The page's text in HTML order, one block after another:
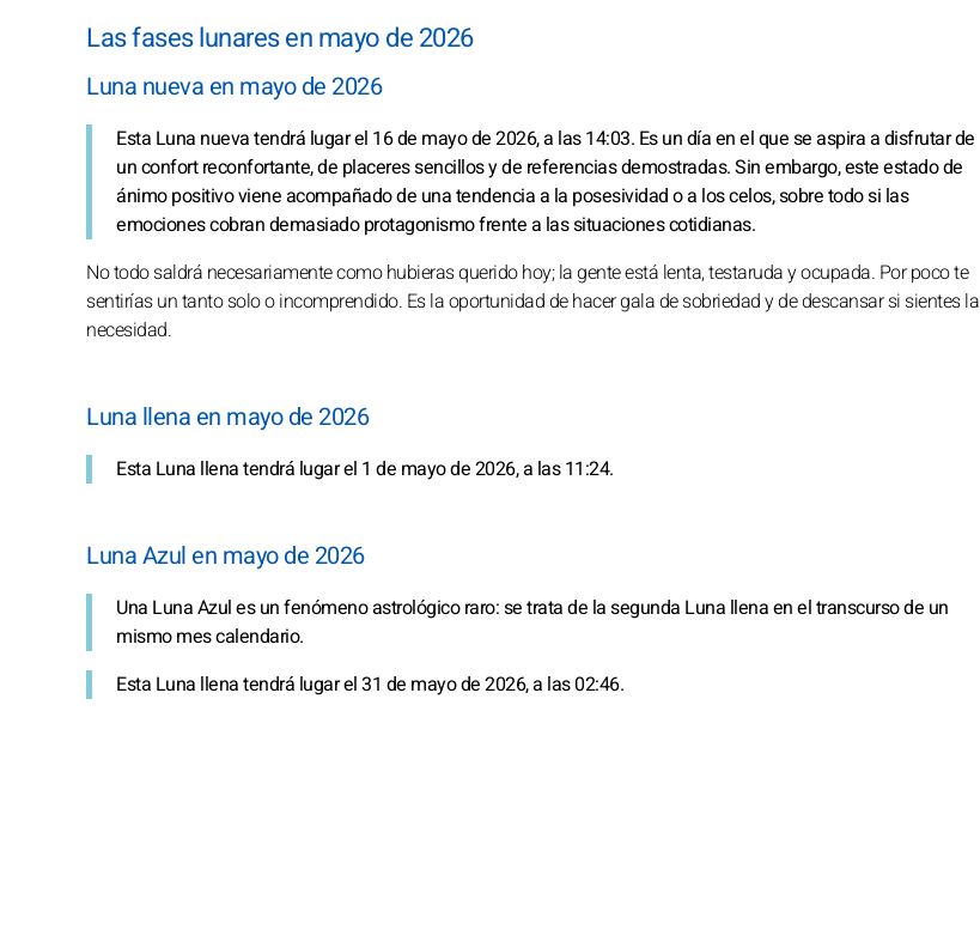
Las fases lunares en mayo de 2026
Luna nueva en mayo de 2026
Esta Luna nueva tendrá lugar el 16 de mayo de 2026, a las 14:03. Es un día en el que se aspira a disfrutar de
un confort reconfortante, de placeres sencillos y de referencias demostradas. Sin embargo, este estado de
ánimo positivo viene acompañado de una tendencia a la posesividad o a los celos, sobre todo si las
emociones cobran demasiado protagonismo frente a las situaciones cotidianas.
No todo saldrá necesariamente como hubieras querido hoy; la gente está lenta, testaruda y ocupada. Por poco te
sentirías un tanto solo o incomprendido. Es la oportunidad de hacer gala de sobriedad y de descansar si sientes la
necesidad.
Luna llena en mayo de 2026
Esta Luna llena tendrá lugar el 1 de mayo de 2026, a las 11:24.
Luna Azul en mayo de 2026
Una Luna Azul es un fenómeno astrológico raro: se trata de la segunda Luna llena en el transcurso de un
mismo mes calendario.
Esta Luna llena tendrá lugar el 31 de mayo de 2026, a las 02:46.